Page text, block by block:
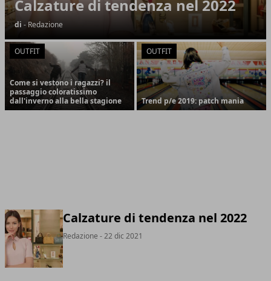
Calzature di tendenza nel 2022
di - Redazione
OUTFIT
Come si vestono i ragazzi? il
passaggio coloratissimo
dall'inverno alla bella stagione
OUTFIT
Trend p/e 2019: patch mania
Calzature di tendenza nel 2022
Redazione - 22 dic 2021